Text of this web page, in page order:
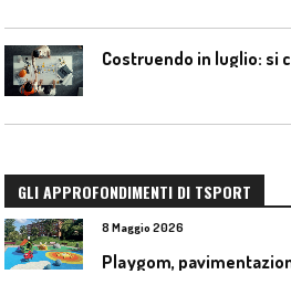
Costruendo in luglio: si
GLI APPROFONDIMENTI DI TSPORT
8 Maggio 2026